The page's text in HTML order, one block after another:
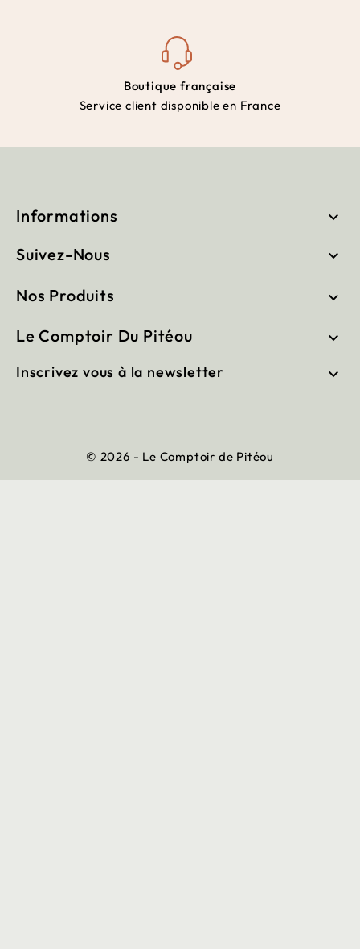
Boutique française
Service client disponible en France
Informations 
Suivez-Nous 
Nos Produits 
Le Comptoir Du Pitéou 
Inscrivez vous à la newsletter 
© 2026 - Le Comptoir de Pitéou